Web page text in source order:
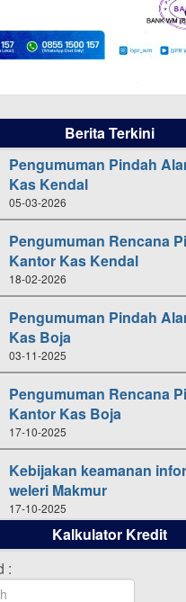
Berita Terkini
Pengumuman Pindah
Kas Kendal
05-03-2026
Pengumuman Rencana
Kantor Kas Kendal
18-02-2026
Pengumuman Pindah
Kas Boja
03-11-2025
Pengumuman Rencana
Kantor Kas Boja
17-10-2025
Kebijakan keamanan
weleri Makmur
17-10-2025
Daftar Pemenang Undian
Bulan Oktober 2025
16-10-2025
Kalkulator Kredit
: